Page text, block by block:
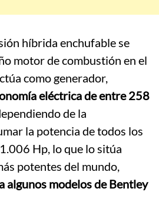
híbrida enchufable se
motor de combustión en el
como generador,
eléctrica de entre 258
de la
la potencia de todos los
Hp, lo que lo sitúa
potentes del mundo,
algunos modelos de Bentley